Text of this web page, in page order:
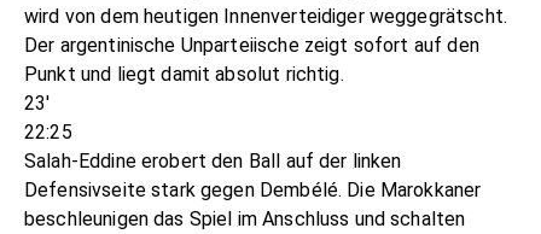
wird von dem heutigen Innenverteidiger weggegrätscht.
Der argentinische Unparteiische zeigt sofort auf den
Punkt und liegt damit absolut richtig.
23'
22:25
Salah-Eddine erobert den Ball auf der linken
Defensivseite stark gegen Dembélé. Die Marokkaner
beschleunigen das Spiel im Anschluss und schalten